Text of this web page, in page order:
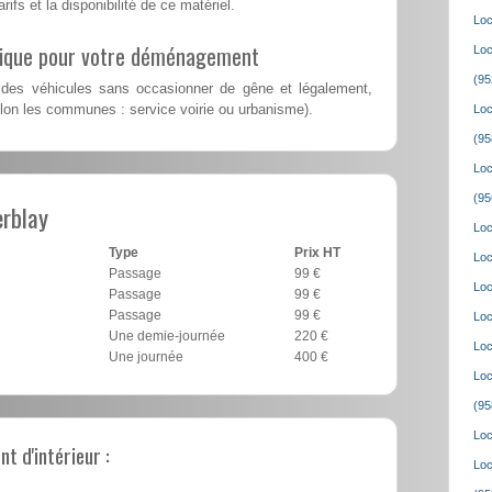
et la disponibilité de ce matériel.
pour votre déménagement
véhicules sans occasionner de gêne et légalement,
les communes : service voirie ou urbanisme).
Type
Prix HT
Passage
99 €
Passage
99 €
Passage
99 €
Une demie-journée
220 €
Une journée
400 €
d'intérieur :